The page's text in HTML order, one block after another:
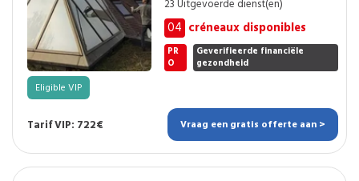
23 Uitgevoerde dienst(en)
04 créneaux disponibles
PR
O
Geverifieerde financiële
gezondheid
Eligible VIP
Tarif VIP: 722€ Vraag een gratis offerte aan >